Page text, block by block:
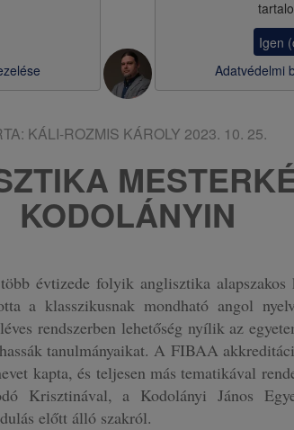
Igen
Adatvédelmi
KÁLI-ROZMIS KÁROLY 2023. 10. 25.
KODOLÁNYIN
évtizede folyik anglisztika
a klasszikusnak mondható angol
rendszerben lehetőség nyílik az
tanulmányaikat. A FIBAA
kapta, és teljesen más tematikával
Krisztinával, a Kodolányi János
előtt álló szakról.